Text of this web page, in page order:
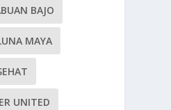
BAJO
MAYA
UNITED